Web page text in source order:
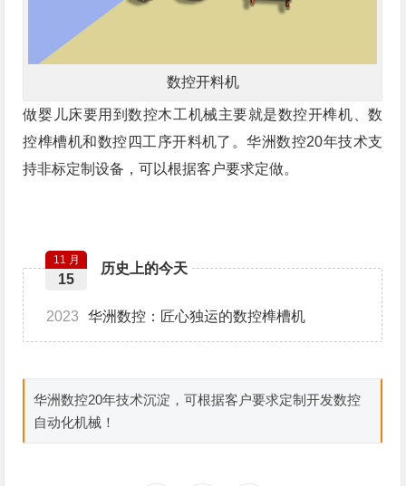
数控开料机
做婴儿床要用到数控木工机械主要就是数控开榫机、数
控榫槽机和数控四工序开料机了。华洲数控20年技术支
持非标定制设备，可以根据客户要求定做。
历史上的今天
11 月
15
2023 华洲数控：匠心独运的数控榫槽机
华洲数控20年技术沉淀，可根据客户要求定制开发数控
自动化机械！